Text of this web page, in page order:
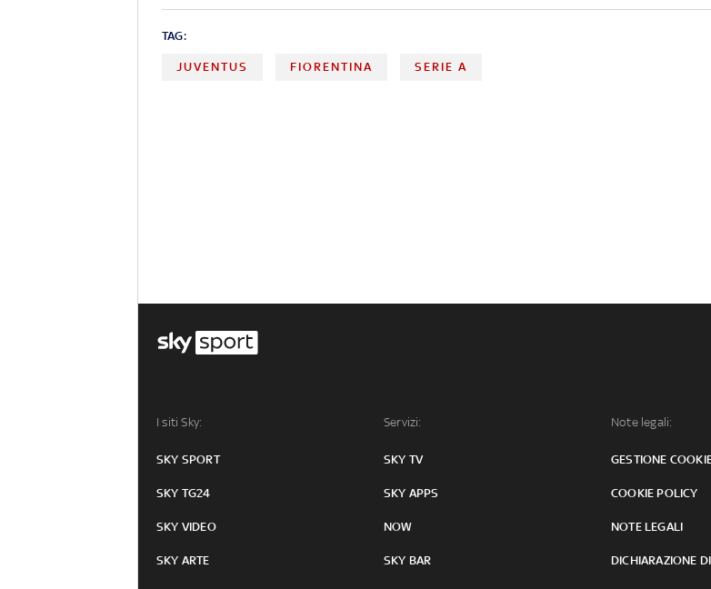
TAG:
JUVENTUS FIORENTINA SERIE A
I siti Sky:
SKY SPORT
SKY TG24
SKY VIDEO
SKY ARTE
Servizi:
SKY TV
SKY APPS
NOW
SKY BAR
Note legali:
GESTIONE
COOKIE POLICY
NOTE LEGALI
DICHIARAZIONE